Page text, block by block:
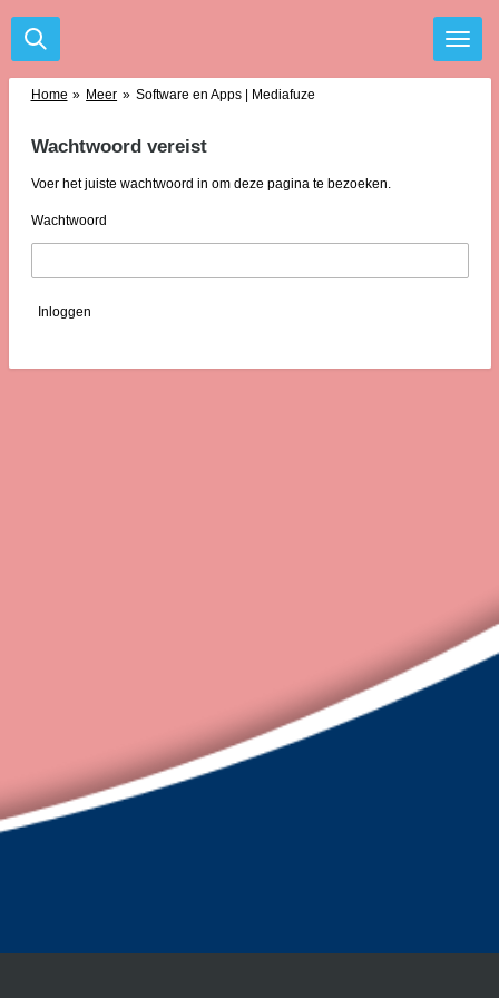
Ga
direct
Home » Meer » Software en Apps | Mediafuze
Wachtwoord vereist
Voer het juiste wachtwoord in om deze pagina te bezoeken.
Wachtwoord
Inloggen